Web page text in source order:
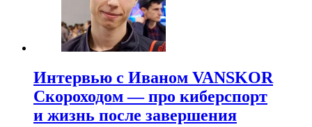
Интервью с Иваном VANSKOR
Скороходом — про киберспорт
и жизнь после завершения